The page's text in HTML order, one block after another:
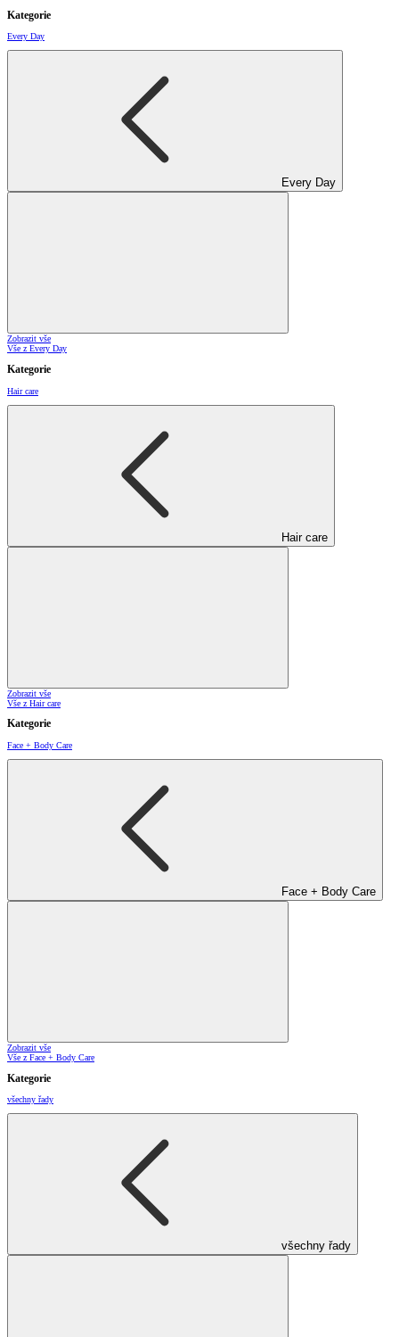
Kategorie
Every Day
Every Day
Zobrazit vše
Vše z Every Day
Kategorie
Hair care
Hair care
Zobrazit vše
Vše z Hair care
Kategorie
Face + Body Care
Face + Body Care
Zobrazit vše
Vše z Face + Body Care
Kategorie
všechny řady
všechny řady